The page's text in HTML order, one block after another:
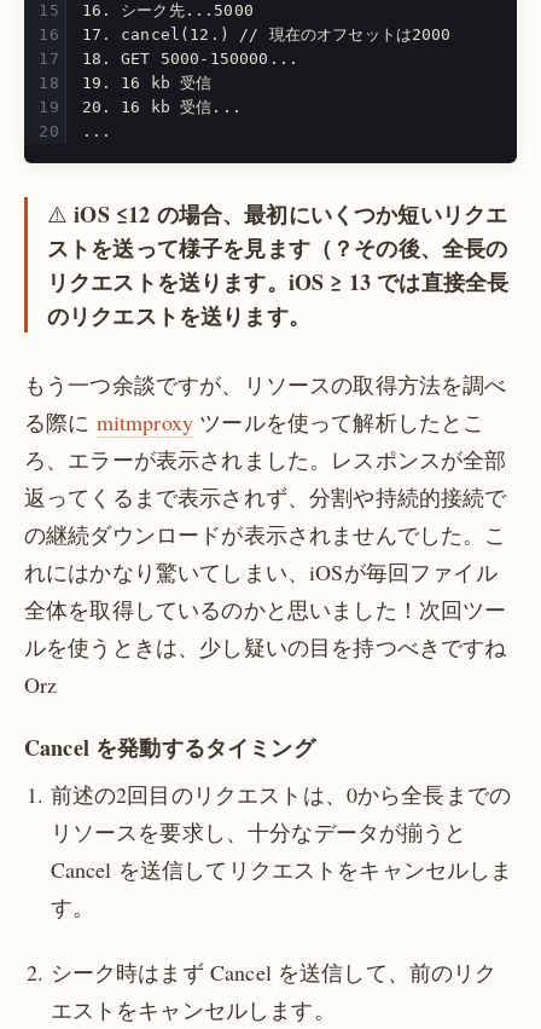
16. シーク先...5000
17. cancel(12.) // 現在のオフセットは2000
18. GET 5000-150000...
19. 16 kb 受信
20. 16 kb 受信...
...
⚠️iOS ≤12 の場合、最初にいくつか短いリクエ
ストを送って様子を見ます（？その後、全長の
リクエストを送ります。iOS ≥ 13 では直接全長
のリクエストを送ります。
もう一つ余談ですが、リソースの取得方法を調べ
る際に mitmproxy ツールを使って解析したとこ
ろ、エラーが表示されました。レスポンスが全部
返ってくるまで表示されず、分割や持続的接続で
の継続ダウンロードが表示されませんでした。こ
れにはかなり驚いてしまい、iOSが毎回ファイル
全体を取得しているのかと思いました！次回ツー
ルを使うときは、少し疑いの目を持つべきですね
Orz
Cancel を発動するタイミング
前述の2回目のリクエストは、0から全長までの
リソースを要求し、十分なデータが揃うと
Cancel を送信してリクエストをキャンセルしま
す。
シーク時はまず Cancel を送信して、前のリク
エストをキャンセルします。